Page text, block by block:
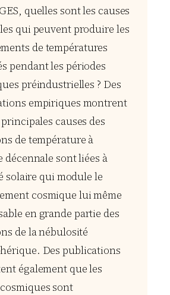
quelles sont les causes
qui peuvent produire les
de températures
pendant les périodes
préindustrielles ? Des
empiriques montrent
causes des
de température à
décennale sont liées à
solaire qui module le
cosmique lui même
en grande partie des
de la nébulosité
Des publications
également que les
sont